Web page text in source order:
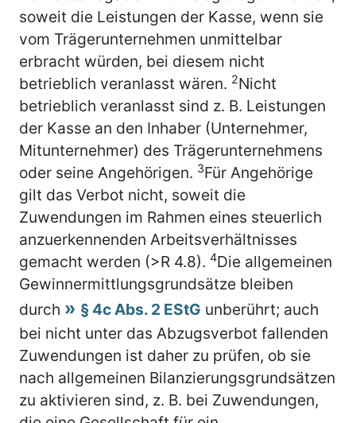
soweit die Leistungen der Kasse, wenn sie
vom Trägerunternehmen unmittelbar
erbracht würden, bei diesem nicht
betrieblich veranlasst wären. 2Nicht
betrieblich veranlasst sind z. B. Leistungen
der Kasse an den Inhaber (Unternehmer,
Mitunternehmer) des Trägerunternehmens
oder seine Angehörigen. 3Für Angehörige
gilt das Verbot nicht, soweit die
Zuwendungen im Rahmen eines steuerlich
anzuerkennenden Arbeitsverhältnisses
gemacht werden (>R 4.8). 4Die allgemeinen
Gewinnermittlungsgrundsätze bleiben
durch
§ 4c Abs. 2 EStG unberührt; auch
bei nicht unter das Abzugsverbot fallenden
Zuwendungen ist daher zu prüfen, ob sie
nach allgemeinen Bilanzierungsgrundsätzen
zu aktivieren sind, z. B. bei Zuwendungen,